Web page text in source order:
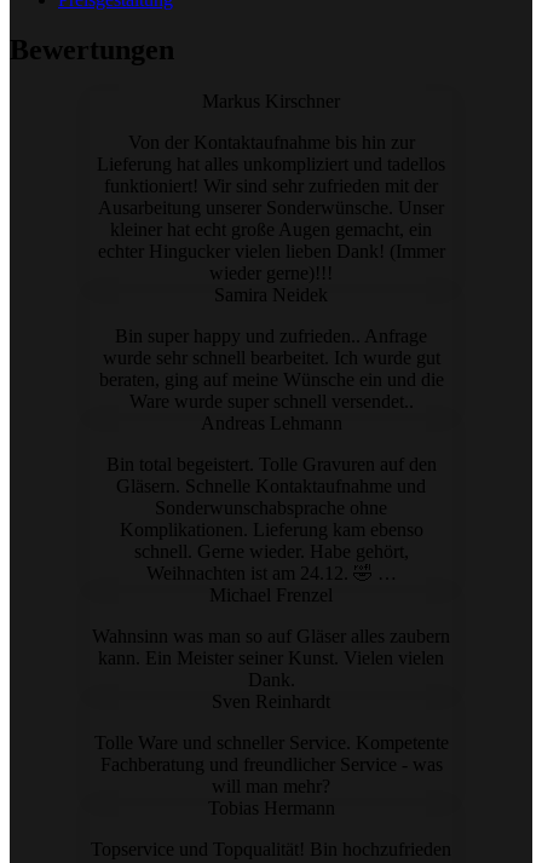
Bewertungen
Markus Kirschner
Von der Kontaktaufnahme bis hin zur
Lieferung hat alles unkompliziert und tadellos
funktioniert! Wir sind sehr zufrieden mit der
Ausarbeitung unserer Sonderwünsche. Unser
kleiner hat echt große Augen gemacht, ein
echter Hingucker vielen lieben Dank! (Immer
wieder gerne)!!!
Samira Neidek
Bin super happy und zufrieden.. Anfrage
wurde sehr schnell bearbeitet. Ich wurde gut
beraten, ging auf meine Wünsche ein und die
Ware wurde super schnell versendet..
Andreas Lehmann
Bin total begeistert. Tolle Gravuren auf den
Gläsern. Schnelle Kontaktaufnahme und
Sonderwunschabsprache ohne
Komplikationen. Lieferung kam ebenso
schnell. Gerne wieder. Habe gehört,
Weihnachten ist am 24.12. 🤣 …
Michael Frenzel
Wahnsinn was man so auf Gläser alles zaubern
kann. Ein Meister seiner Kunst. Vielen vielen
Dank.
Sven Reinhardt
Tolle Ware und schneller Service. Kompetente
Fachberatung und freundlicher Service - was
will man mehr?
Tobias Hermann
Topservice und Topqualität! Bin hochzufrieden